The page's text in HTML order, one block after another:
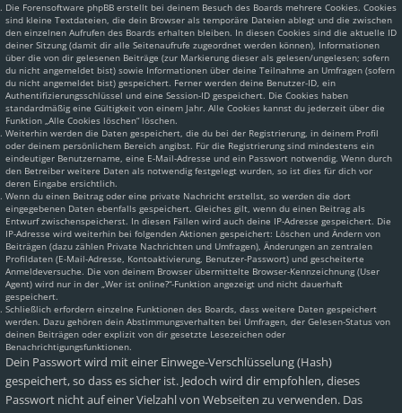
Die Forensoftware phpBB erstellt bei deinem Besuch des Boards mehrere Cookies. Cookies
sind kleine Textdateien, die dein Browser als temporäre Dateien ablegt und die zwischen
den einzelnen Aufrufen des Boards erhalten bleiben. In diesen Cookies sind die aktuelle ID
deiner Sitzung (damit dir alle Seitenaufrufe zugeordnet werden können), Informationen
über die von dir gelesenen Beiträge (zur Markierung dieser als gelesen/ungelesen; sofern
du nicht angemeldet bist) sowie Informationen über deine Teilnahme an Umfragen (sofern
du nicht angemeldet bist) gespeichert. Ferner werden deine Benutzer-ID, ein
Authentifizierungsschlüssel und eine Session-ID gespeichert. Die Cookies haben
standardmäßig eine Gültigkeit von einem Jahr. Alle Cookies kannst du jederzeit über die
Funktion „Alle Cookies löschen“ löschen.
Weiterhin werden die Daten gespeichert, die du bei der Registrierung, in deinem Profil
oder deinem persönlichem Bereich angibst. Für die Registrierung sind mindestens ein
eindeutiger Benutzername, eine E-Mail-Adresse und ein Passwort notwendig. Wenn durch
den Betreiber weitere Daten als notwendig festgelegt wurden, so ist dies für dich vor
deren Eingabe ersichtlich.
Wenn du einen Beitrag oder eine private Nachricht erstellst, so werden die dort
eingegebenen Daten ebenfalls gespeichert. Gleiches gilt, wenn du einen Beitrag als
Entwurf zwischenspeicherst. In diesen Fällen wird auch deine IP-Adresse gespeichert. Die
IP-Adresse wird weiterhin bei folgenden Aktionen gespeichert: Löschen und Ändern von
Beiträgen (dazu zählen Private Nachrichten und Umfragen), Änderungen an zentralen
Profildaten (E-Mail-Adresse, Kontoaktivierung, Benutzer-Passwort) und gescheiterte
Anmeldeversuche. Die von deinem Browser übermittelte Browser-Kennzeichnung (User
Agent) wird nur in der „Wer ist online?“-Funktion angezeigt und nicht dauerhaft
gespeichert.
Schließlich erfordern einzelne Funktionen des Boards, dass weitere Daten gespeichert
werden. Dazu gehören dein Abstimmungsverhalten bei Umfragen, der Gelesen-Status von
deinen Beiträgen oder explizit von dir gesetzte Lesezeichen oder
Benachrichtigungsfunktionen.
Dein Passwort wird mit einer Einwege-Verschlüsselung (Hash)
gespeichert, so dass es sicher ist. Jedoch wird dir empfohlen, dieses
Passwort nicht auf einer Vielzahl von Webseiten zu verwenden. Das